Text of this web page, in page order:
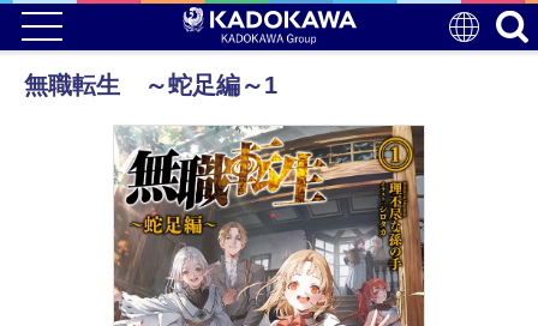
無職転生 ～蛇足編～1